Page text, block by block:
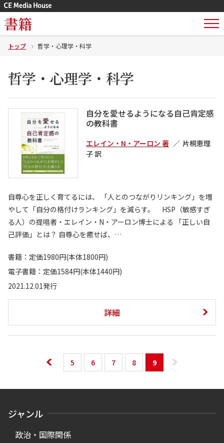
書籍
トップ 哲学・心理学・科学
哲学・心理学・科学
自分を愛せるようになる自己肯定感
の教科書
エレイン・N・アーロン 著
片桐恵理
子 訳
自尊心を正しく育てるには、 「人とのつながりリンキング」を増
やして「自分の格付けランキング」を減らす。 HSP（敏感すぎ
る人）の提唱者・エレイン・N・アーロン博士による 「正しい自
己評価」とは？ 自尊心を癒せば、…
書籍：定価1980円(本体1800円)
電子書籍：定価1584円(本体1440円)
2021.12.01発行
詳細
5 6 7 8 9
ジャンル
政治・国際関係